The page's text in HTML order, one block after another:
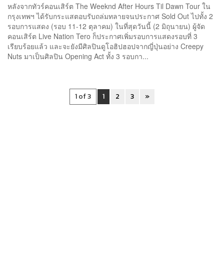
หลังจากทัวร์คอนเสิร์ต The Weeknd After Hours Til Dawn Tour ใน
กรุงเทพฯ ได้รับกระแสตอบรับถล่มทลายจนประกาศ Sold Out ไปทั้ง 2
รอบการแสดง (รอบ 11-12 ตุลาคม) ในที่สุดวันนี้ (2 มิถุนายน) ผู้จัด
คอนเสิร์ต Live Nation Tero ก็ประกาศเพิ่มรอบการแสดงรอบที่ 3
เรียบร้อยแล้ว และจะยังมีศิลปินดูโอฮิปฮอปจากญี่ปุ่นอย่าง Creepy
Nuts มาเป็นศิลปิน Opening Act ทั้ง 3 รอบกา...
1 of 3 1 2 3 »